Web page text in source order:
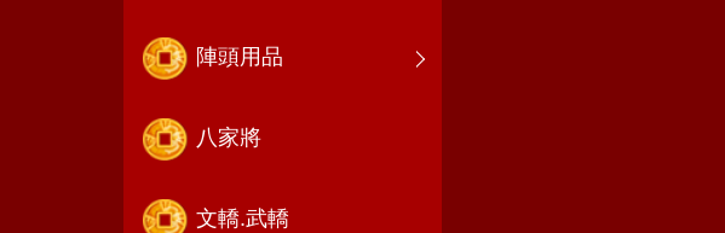
陣頭用品
八家將
文轎.武轎